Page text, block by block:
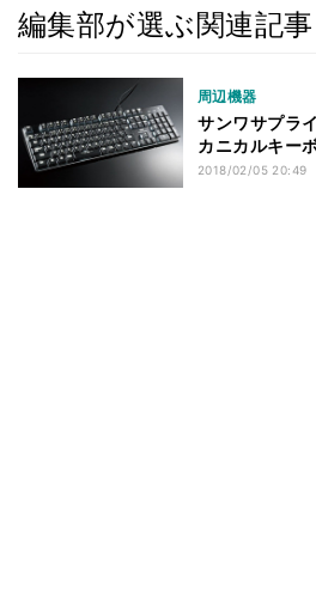
編集部が選ぶ関連記事
周辺機器
サンワサプラ
カニカルキー
2018/02/05 20:49